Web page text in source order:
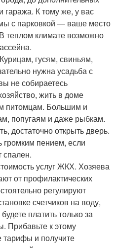
гаража. К тому же, у вас
с парковкой — ваше место
теплом климате возможно
гусям, свиньям,
нужна усадьба с
не собираетесь
жить в доме
питомцам. Большим и
попугаям и даже рыбкам.
достаточно открыть дверь.
пением, если
спален.
услуг ЖКХ. Хозяева
от профилактических
регулируют
счетчиков на воду,
платить только за
Прибавьте к этому
и получите